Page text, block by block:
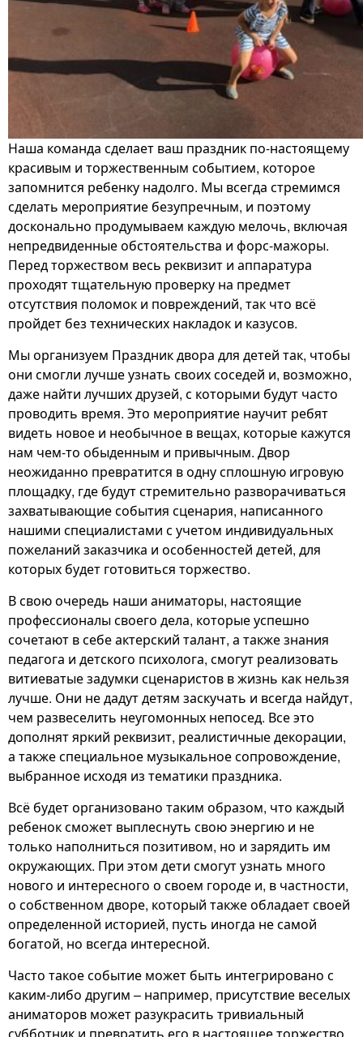
Наша команда сделает ваш праздник по-настоящему
красивым и торжественным событием, которое
запомнится ребенку надолго. Мы всегда стремимся
сделать мероприятие безупречным, и поэтому
досконально продумываем каждую мелочь, включая
непредвиденные обстоятельства и форс-мажоры.
Перед торжеством весь реквизит и аппаратура
проходят тщательную проверку на предмет
отсутствия поломок и повреждений, так что всё
пройдет без технических накладок и казусов.
Мы организуем Праздник двора для детей так, чтобы
они смогли лучше узнать своих соседей и, возможно,
даже найти лучших друзей, с которыми будут часто
проводить время. Это мероприятие научит ребят
видеть новое и необычное в вещах, которые кажутся
нам чем-то обыденным и привычным. Двор
неожиданно превратится в одну сплошную игровую
площадку, где будут стремительно разворачиваться
захватывающие события сценария, написанного
нашими специалистами с учетом индивидуальных
пожеланий заказчика и особенностей детей, для
которых будет готовиться торжество.
В свою очередь наши аниматоры, настоящие
профессионалы своего дела, которые успешно
сочетают в себе актерский талант, а также знания
педагога и детского психолога, смогут реализовать
витиеватые задумки сценаристов в жизнь как нельзя
лучше. Они не дадут детям заскучать и всегда найдут,
чем развеселить неугомонных непосед. Все это
дополнят яркий реквизит, реалистичные декорации,
а также специальное музыкальное сопровождение,
выбранное исходя из тематики праздника.
Всё будет организовано таким образом, что каждый
ребенок сможет выплеснуть свою энергию и не
только наполниться позитивом, но и зарядить им
окружающих. При этом дети смогут узнать много
нового и интересного о своем городе и, в частности,
о собственном дворе, который также обладает своей
определенной историей, пусть иногда не самой
богатой, но всегда интересной.
Часто такое событие может быть интегрировано с
каким-либо другим – например, присутствие веселых
аниматоров может разукрасить тривиальный
субботник и превратить его в настоящее торжество,